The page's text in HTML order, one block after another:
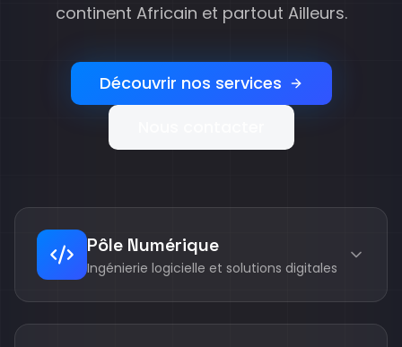
continent Africain et partout Ailleurs.
Découvrir nos services
Pôle Numérique
Ingénierie logicielle et solutions digitales